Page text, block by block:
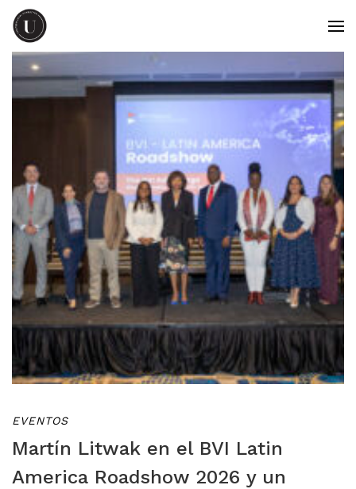
EVENTOS
Martín Litwak en el BVI Latin
America Roadshow 2026 y un